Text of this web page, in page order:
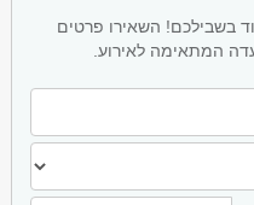
בשבילכם! השאירו פרטים
המתאימה לאירוע.